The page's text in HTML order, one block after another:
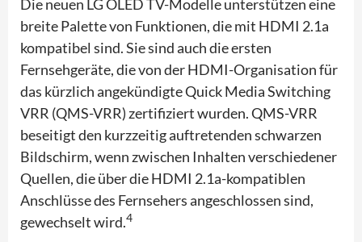
Die neuen LG OLED TV-Modelle unterstützen eine
breite Palette von Funktionen, die mit HDMI 2.1a
kompatibel sind. Sie sind auch die ersten
Fernsehgeräte, die von der HDMI-Organisation für
das kürzlich angekündigte Quick Media Switching
VRR (QMS-VRR) zertifiziert wurden. QMS-VRR
beseitigt den kurzzeitig auftretenden schwarzen
Bildschirm, wenn zwischen Inhalten verschiedener
Quellen, die über die HDMI 2.1a-kompatiblen
Anschlüsse des Fernsehers angeschlossen sind,
gewechselt wird.4